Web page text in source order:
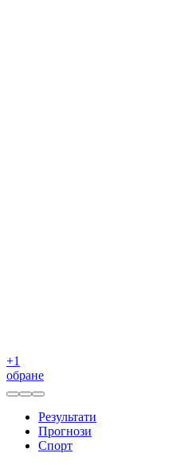
+1
обране
Результати
Прогнози
Спорт